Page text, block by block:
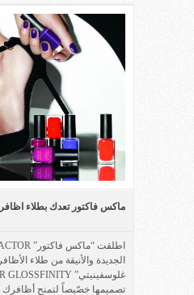
ماكس فاكتور تعدك بطلاء
الجديدة والأنيقة من طلاء
تصميمها خصّيصاً لتمنح أظافرك